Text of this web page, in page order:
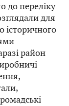
до переліку
для
історичного
район